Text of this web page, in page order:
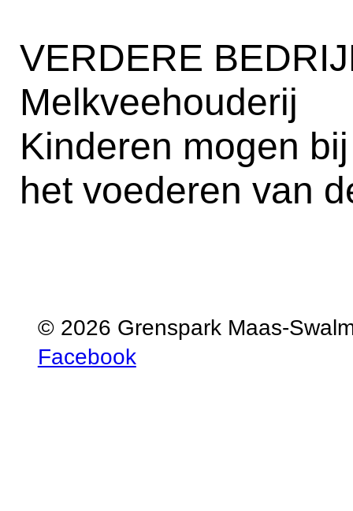
VERDERE
Melkveehouderij
Kinderen mogen
het voederen van
© 2026 Grenspark Maas-
Facebook